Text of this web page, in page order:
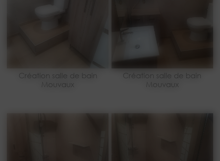
Création salle de bain
Mouvaux
Création salle de bain
Mouvaux